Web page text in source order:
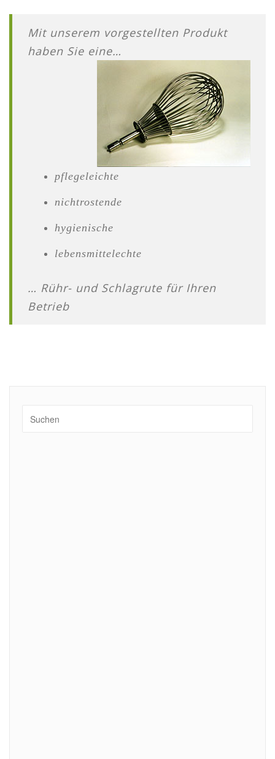
Mit unserem vorgestellten Produkt
haben Sie eine…
pflegeleichte
nichtrostende
hygienische
lebensmittelechte
… Rühr- und Schlagrute für Ihren
Betrieb